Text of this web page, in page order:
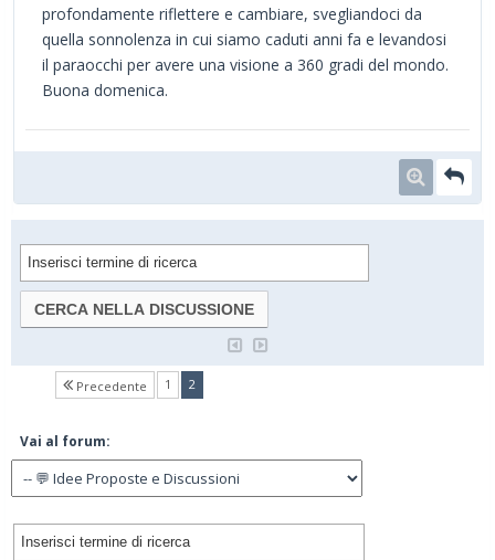
profondamente riflettere e cambiare, svegliandoci da
quella sonnolenza in cui siamo caduti anni fa e levandosi
il paraocchi per avere una visione a 360 gradi del mondo.
Buona domenica.
Precedente 1 2(current)
Vai al forum: